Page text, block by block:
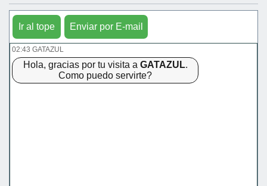
Ir al tope Enviar por E-mail
02:43 GATAZUL
Hola, gracias por tu visita a GATAZUL.
Como puedo servirte?